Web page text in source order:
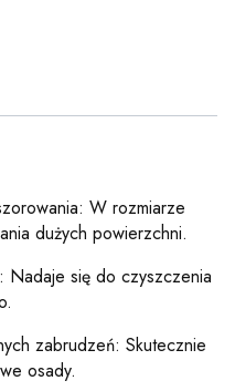
W rozmiarze
dużych powierzchni.
Nadaje się do czyszczenia
zabrudzeń: Skutecznie
osady.